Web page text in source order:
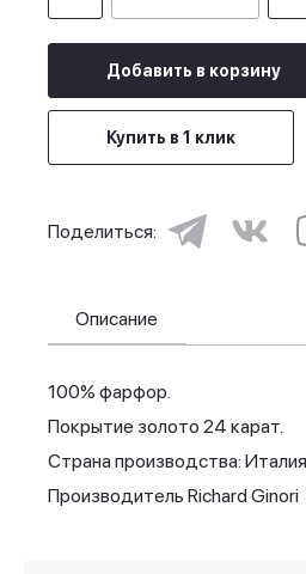
Добавить в корзину
Купить в 1 клик
Поделиться:
Описание
100% фарфор.
Покрытие золото 24 карат.
Страна производства:
Производитель Richard Ginori